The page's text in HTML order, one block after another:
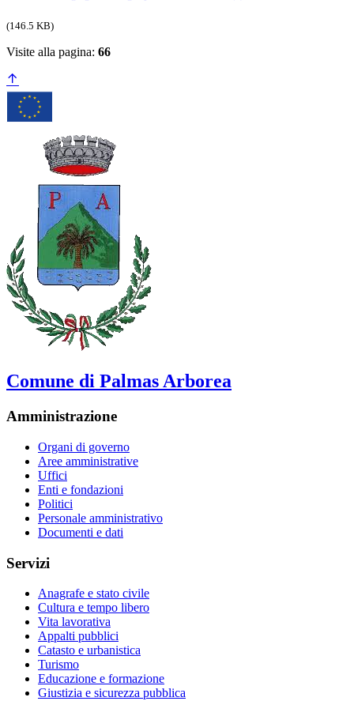
(146.5 KB)
Visite alla pagina: 66
Comune di Palmas Arborea
Amministrazione
Organi di governo
Aree amministrative
Uffici
Enti e fondazioni
Politici
Personale amministrativo
Documenti e dati
Servizi
Anagrafe e stato civile
Cultura e tempo libero
Vita lavorativa
Appalti pubblici
Catasto e urbanistica
Turismo
Educazione e formazione
Giustizia e sicurezza pubblica